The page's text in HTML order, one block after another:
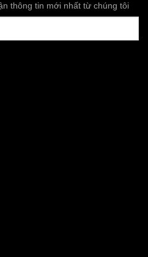
thông tin mới nhất từ chúng tôi